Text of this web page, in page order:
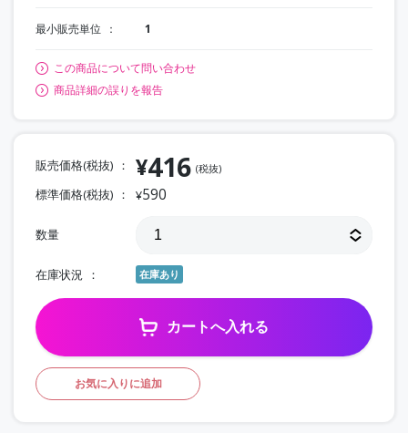
最小販売単位 1
この商品について問い合わせ
商品詳細の誤りを報告
販売価格(税抜) ¥416 (税抜)
標準価格(税抜) ¥590
数量
在庫状況 在庫あり
カートへ入れる
お気に入りに追加